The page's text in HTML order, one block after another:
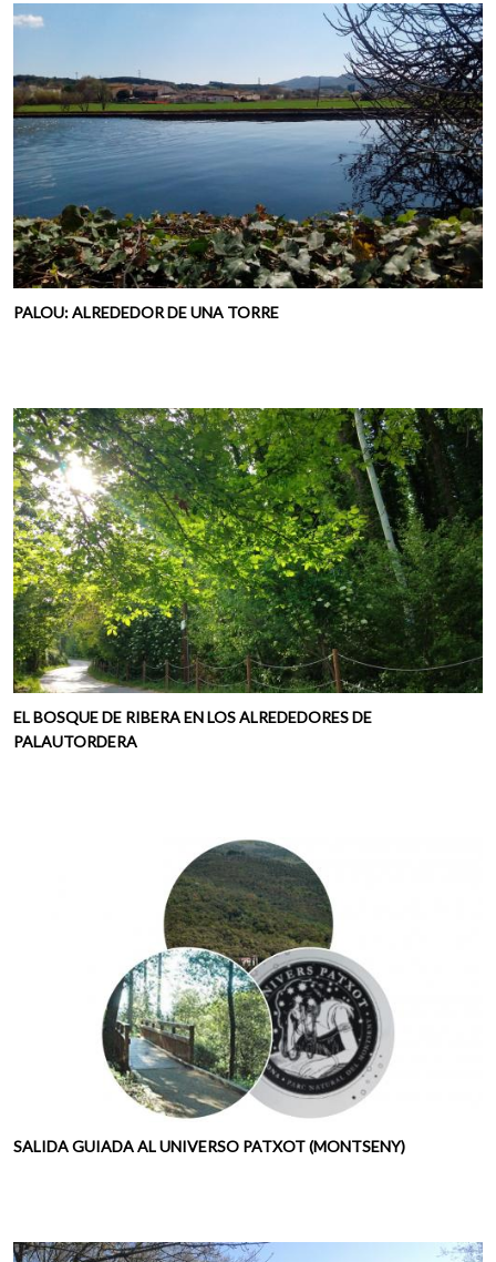
PALOU: ALREDEDOR DE UNA TORRE
EL BOSQUE DE RIBERA EN LOS ALREDEDORES DE
PALAUTORDERA
SALIDA GUIADA AL UNIVERSO PATXOT (MONTSENY)